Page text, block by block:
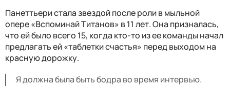
Панеттьери стала звездой после роли в мыльной
опере «Вспоминай Титанов» в 11 лет. Она призналась,
что ей было всего 15, когда кто-то из ее команды начал
предлагать ей «таблетки счастья» перед выходом на
красную дорожку.
Я должна была быть бодра во время интервью.